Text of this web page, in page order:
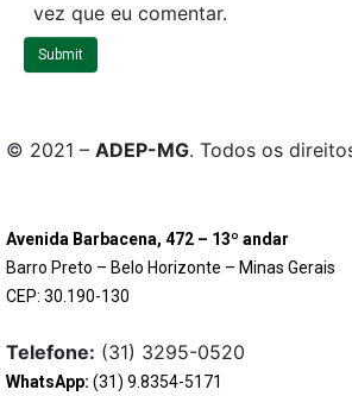
t
vez que eu comentar.
Submit
© 2021 – ADEP-MG. Todos os
Avenida Barbacena, 472 – 13º andar
Barro Preto – Belo Horizonte – Minas Gerais
CEP: 30.190-130
Telefone: (31) 3295-0520
WhatsApp: (31) 9.8354-5171